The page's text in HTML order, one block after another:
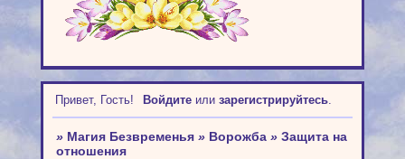
Привет, Гость! Войдитеили зарегистрируйтесь.
» Магия Безвременья » Ворожба » Защита на
отношения